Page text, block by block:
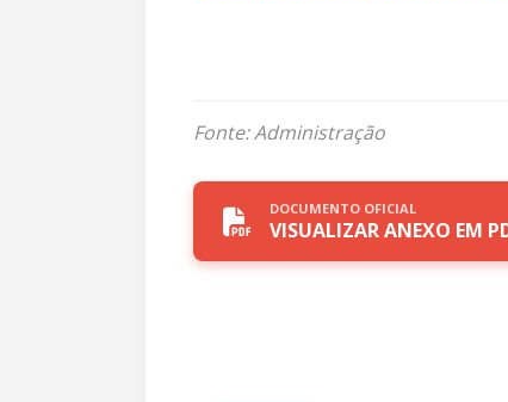
Fonte: Administração
DOCUMENTO OFICIAL
VISUALIZAR ANEXO EM